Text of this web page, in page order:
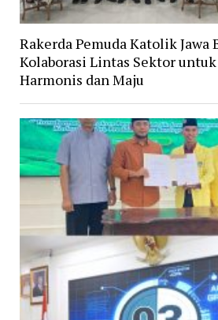
Rakerda Pemuda Katolik Jawa
Kolaborasi Lintas Sektor untuk
Harmonis dan Maju